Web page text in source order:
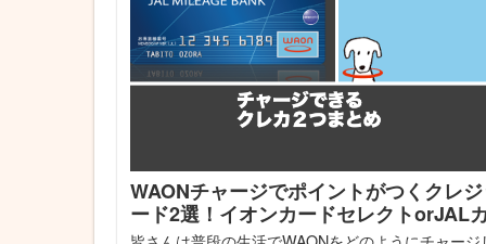
WAONチャージでポイントがつくクレ
ード2選！イオンカードセレクトorJAL